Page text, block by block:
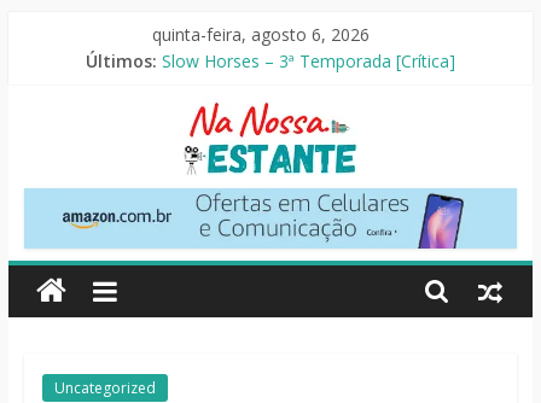
quinta-feira, agosto 6, 2026
Últimos: Slow Horses – 3ª Temporada [Crítica]
O Pistoleiro [Resenha Literária]
As Ovelhas Detetives [Crítica]
Perdendo o Juizo [Crítica]
Na
Nossa
Estante
Críticas
Uncategorized